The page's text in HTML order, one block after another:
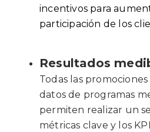
incentivos para
participación de los
Resultados
Todas las
datos de programas
permiten realizar un
métricas clave y los